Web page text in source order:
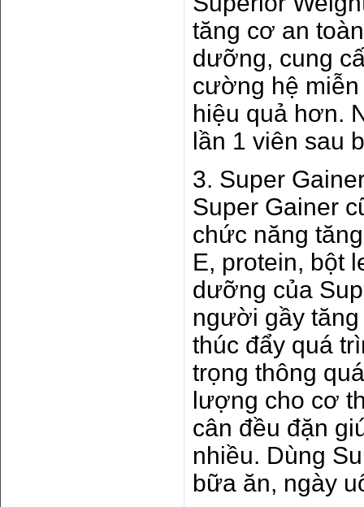
tăng cơ an
dưỡng, cung
cường hệ
hiệu quả hơn.
lần 1 viên sau
3. Super
Super Gainer
chức năng
E, protein, bột
dưỡng của
người gầy
thúc đẩy quá
trọng thông
lượng cho cơ
cân đều đặn
nhiều. Dùng
bữa ăn, ngày